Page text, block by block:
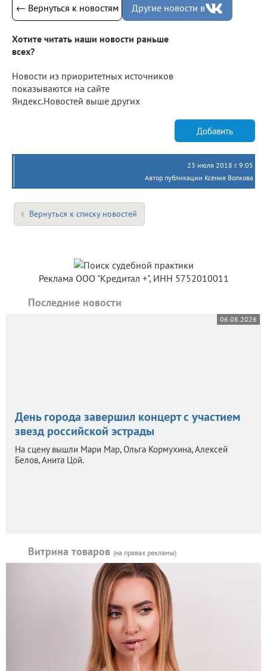
← Вернуться к новостям Другие новости в
Хотите читать наши новости раньше
всех?
Новости из приоритетных источников
показываются на сайте
Яндекс.Новостей выше других
Добавить
23 июля 2018 г. 9:05
Автор публикации Ксения Волкова
Вернуться к списку новостей
Реклама ООО "Кредитал +", ИНН 5752010011
Последние новости
06.08.2026
День города завершил концерт с участием
звезд российской эстрады
На сцену вышли Мари Мар, Ольга Кормухина, Алексей
Белов, Анита Цой.
Витрина товаров (на правах рекламы)